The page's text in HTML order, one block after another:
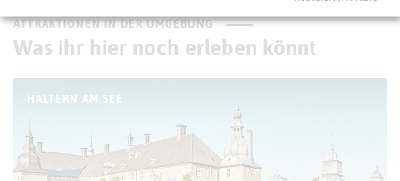
ATTRAKTIONEN IN DER UMGEBUNG
Was ihr hier noch erleben könnt
HALTERN AM SEE